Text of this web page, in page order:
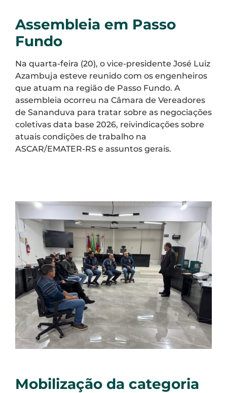
Assembleia em Passo
Fundo
Na quarta-feira (20), o vice-presidente José Luiz
Azambuja esteve reunido com os engenheiros
que atuam na região de Passo Fundo. A
assembleia ocorreu na Câmara de Vereadores
de Sananduva para tratar sobre as negociações
coletivas data base 2026, reivindicações sobre
atuais condições de trabalho na
ASCAR/EMATER-RS e assuntos gerais.
Mobilização da categoria